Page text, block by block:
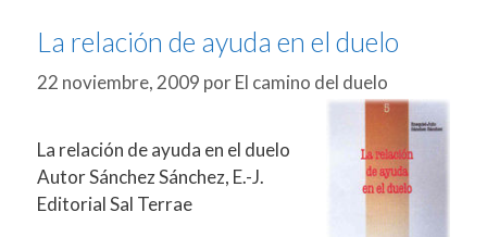
La relación de ayuda en el duelo
22 noviembre, 2009 porEl camino del duelo
La relación de ayuda en el duelo
Autor Sánchez Sánchez, E.-J.
Editorial Sal Terrae